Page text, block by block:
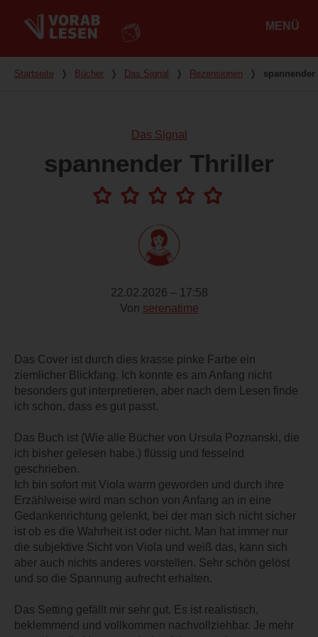
MENÜ
Du bist hier
Startseite ❭ Bücher ❭ Das Signal ❭ Rezensionen ❭
Das Signal
spannender Thriller
22.02.2026 – 17:58
Von serenatime
Das Cover ist durch dies krasse pinke Farbe ein
ziemlicher Blickfang. Ich konnte es am Anfang nicht
besonders gut interpretieren, aber nach dem Lesen finde
ich schon, dass es gut passt.
Das Buch ist (Wie alle Bücher von Ursula Poznanski, die
ich bisher gelesen habe.) flüssig und fesselnd
geschrieben.
Ich bin sofort mit Viola warm geworden und durch ihre
Erzählweise wird man schon von Anfang an in eine
Gedankenrichtung gelenkt, bei der man sich nicht sicher
ist ob es die Wahrheit ist oder nicht. Man hat immer nur
die subjektive Sicht von Viola und weiß das, kann sich
aber auch nichts anderes vorstellen. Sehr schön gelöst
und so die Spannung aufrecht erhalten.
Das Setting gefällt mir sehr gut. Es ist realistisch,
beklemmend und vollkommen nachvollziehbar. Je mehr